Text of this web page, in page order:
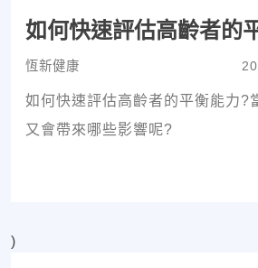
如何快速評估高齡者的
恆新健康
如何快速評估高齡者的平衡能力?
又會帶來哪些影響呢?
)